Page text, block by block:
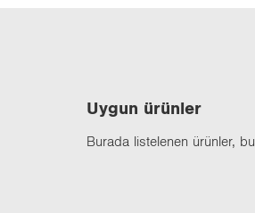
Uygun ürün­ler
Bu­ra­da lis­te­le­nen ürün­ler,